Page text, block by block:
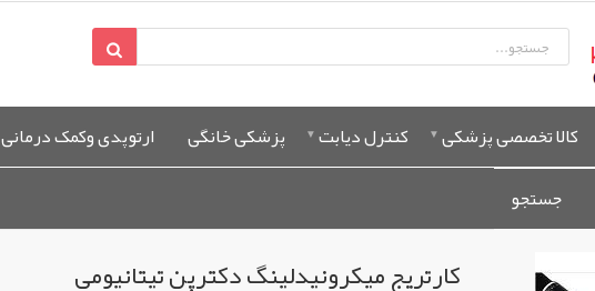
کالا تخصصی پزشکی کنترل دیابت پزشکی خانگی ارتوپدی وکمک درمانی
جستجو
کارتریج میکرونیدلینگ دکترپن تیتانیومی